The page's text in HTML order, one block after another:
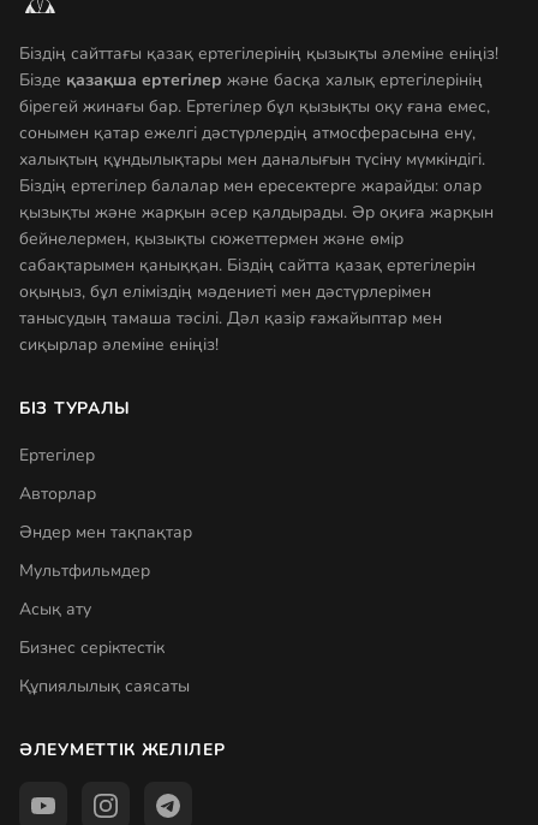
Біздің сайттағы қазақ ертегілерінің қызықты әлеміне еніңіз!
Бізде қазақша ертегілер және басқа халық ертегілерінің
бірегей жинағы бар. Ертегілер бұл қызықты оқу ғана емес,
сонымен қатар ежелгі дәстүрлердің атмосферасына ену,
халықтың құндылықтары мен даналығын түсіну мүмкіндігі.
Біздің ертегілер балалар мен ересектерге жарайды: олар
қызықты және жарқын әсер қалдырады. Әр оқиға жарқын
бейнелермен, қызықты сюжеттермен және өмір
сабақтарымен қаныққан. Біздің сайтта қазақ ертегілерін
оқыңыз, бұл еліміздің мәдениеті мен дәстүрлерімен
танысудың тамаша тәсілі. Дәл қазір ғажайыптар мен
сиқырлар әлеміне еніңіз!
БІЗ ТУРАЛЫ
Ертегілер
Авторлар
Әндер мен тақпақтар
Мультфильмдер
Асық ату
Бизнес серіктестік
Құпиялылық саясаты
ӘЛЕУМЕТТІК ЖЕЛІЛЕР